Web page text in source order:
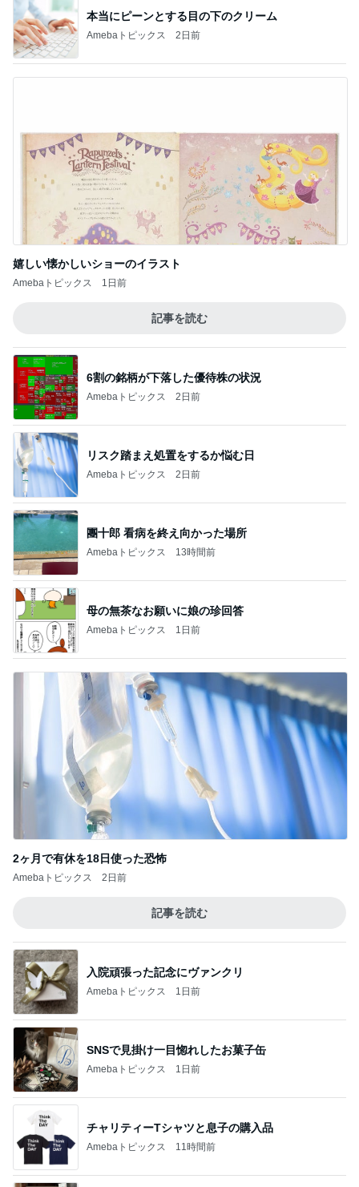
本当にピーンとする目の下のクリーム
Amebaトピックス 2日前
嬉しい懐かしいショーのイラスト
Amebaトピックス 1日前
記事を読む
6割の銘柄が下落した優待株の状況
Amebaトピックス 2日前
リスク踏まえ処置をするか悩む日
Amebaトピックス 2日前
團十郎 看病を終え向かった場所
Amebaトピックス 13時間前
母の無茶なお願いに娘の珍回答
Amebaトピックス 1日前
2ヶ月で有休を18日使った恐怖
Amebaトピックス 2日前
記事を読む
入院頑張った記念にヴァンクリ
Amebaトピックス 1日前
SNSで見掛け一目惚れしたお菓子缶
Amebaトピックス 1日前
チャリティーTシャツと息子の購入品
Amebaトピックス 11時間前